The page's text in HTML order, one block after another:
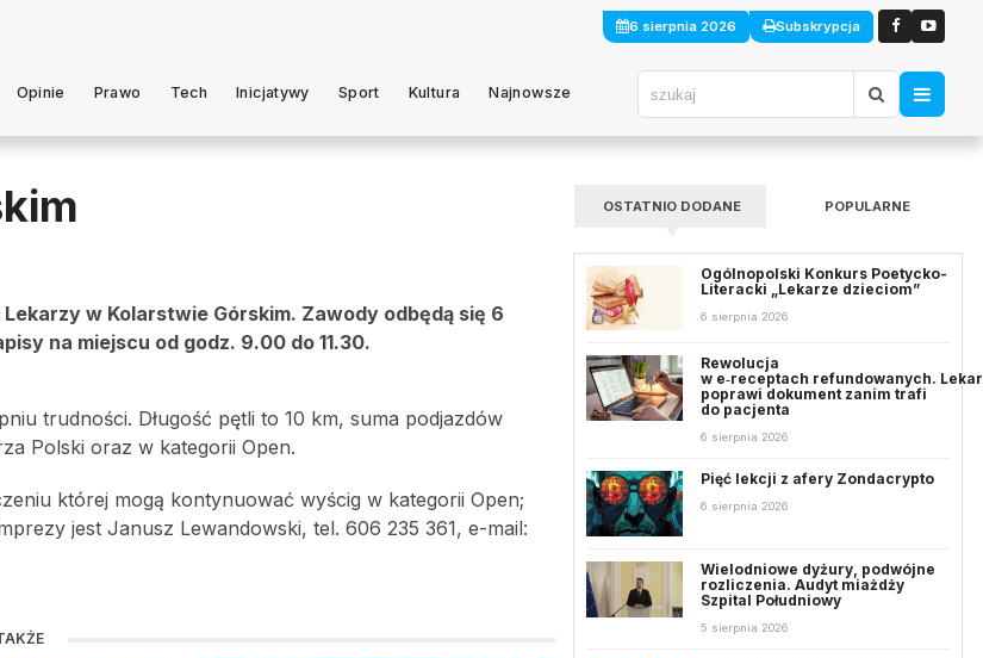
6 sierpnia 2026 Subskrypcja
Opinie Prawo Tech Inicjatywy Sport Kultura Najnowsze
w Kolarstwie Górskim. Zawody odbędą się 6
na miejscu od godz. 9.00 do 11.30.
trudności. Długość pętli to 10 km, suma podjazdów
Polski oraz w kategorii Open.
której mogą kontynuować wyścig w kategorii Open;
jest Janusz Lewandowski, tel. 606 235 361, e-mail:
OSTATNIO DODANE POPULARNE
Ogólnopolski Konkurs Poetycko-
Literacki „Lekarze dzieciom”
6 sierpnia 2026
Rewolucja
w e‑receptach refundowanych.
poprawi dokument zanim trafi
do pacjenta
6 sierpnia 2026
Pięć lekcji z afery Zondacrypto
6 sierpnia 2026
Wielodniowe dyżury, podwójne
rozliczenia. Audyt miażdży
Szpital Południowy
5 sierpnia 2026